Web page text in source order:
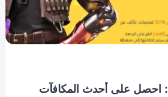
أكواد فري فاير 2025: احصل على أحدث المكافآت